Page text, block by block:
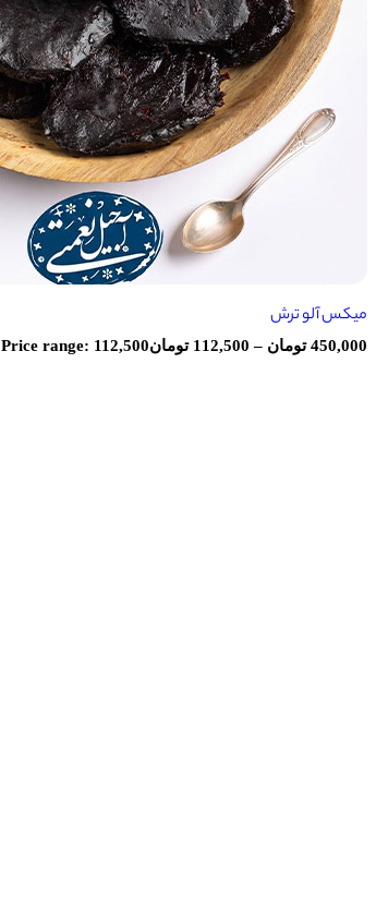
میکس آلو ترش
450,000 تومان –
112,500 تومانPrice range: 112,500 تومان through 450,000 تومان